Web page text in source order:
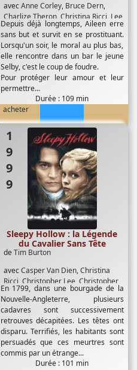
avecAnne Corley, Bruce Dern,
Charlize Theron, Christina Ricci Lee
Tergsen,Scott Wilson
Depuis déjà longtemps, Aileen erre
sans but et survit en se prostituant.
Lorsqu'un soir, le moral au plus bas,
elle rencontre dans un bar le jeune
Selby, c'est le coup de foudre.
Pour protéger leur amour et leur
permettre...
Durée : 109 min
acheter
1999
deTim Burton
avecCasper Van Dien,Christina
Ricci Christopher Lee, Christopher
Walken, Ian McDiarmid,Jeffrey
Jones,Johnny Depp, Marc Pickering,
Michael Gambon
Michael Gough,
Miranda Richardson,Richard
Griffiths
Sleepy Hollow : la Légende
du Cavalier Sans Tête
En 1799, dans une bourgade de la
Nouvelle-Angleterre, plusieurs
cadavres sont successivement
retrouves décapitées. Les têtes ont
disparu. Terrifiés, les habitants sont
persuadés que ces meurtres sont
commis par un étrange...
Durée : 101 min